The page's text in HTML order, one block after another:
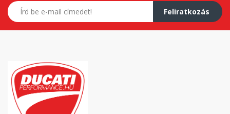
E-mail címed
Feliratkozás